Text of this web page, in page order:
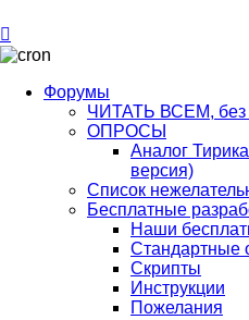
Форумы
ЧИТАТЬ ВСЕМ, без
ОПРОСЫ
Аналог
версия)
Список
Бесплатные
Наши
Стандартные
Скрипты
Инструкции
Пожелания